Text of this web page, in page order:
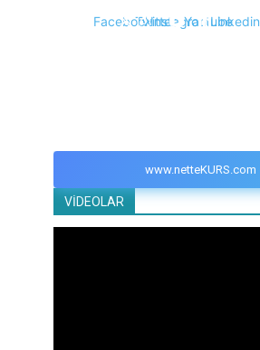
FacebookTwitter
InstagramYoutubeLinkedin
www.netteKURS.com
VİDEOLAR